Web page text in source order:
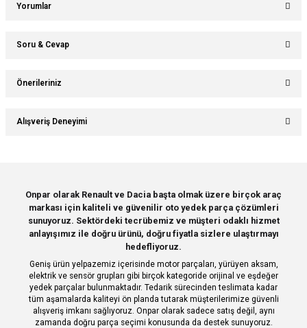
Yorumlar
Soru & Cevap
Önerileriniz
Bu ürünün fiyat bilgisi, resim, ürün açıklamalarında ve diğer konularda
yetersiz gördüğünüz noktaları öneri formunu kullanarak tarafımıza
Ürün resmi kalitesiz, bozuk veya görüntülenemiyor.
Ürün açıklamasında eksik bilgiler bulunuyor.
Ürün bilgilerinde hatalar bulunuyor.
Ürün fiyatı diğer sitelerden daha pahalı.
Bu ürüne benzer farklı alternatifler olmalı.
Alışveriş Deneyimi
Deneyimini Paylaş
Onpar olarak Renault ve Dacia başta olmak üzere birçok araç
markası için kaliteli ve güvenilir oto yedek parça çözümleri
sunuyoruz. Sektördeki tecrübemiz ve müşteri odaklı hizmet
anlayışımız ile doğru ürünü, doğru fiyatla sizlere ulaştırmayı
hedefliyoruz.
Geniş ürün yelpazemiz içerisinde motor parçaları, yürüyen aksam,
elektrik ve sensör grupları gibi birçok kategoride orijinal ve eşdeğer
yedek parçalar bulunmaktadır. Tedarik sürecinden teslimata kadar
tüm aşamalarda kaliteyi ön planda tutarak müşterilerimize güvenli
alışveriş imkanı sağlıyoruz. Onpar olarak sadece satış değil, aynı
zamanda doğru parça seçimi konusunda da destek sunuyoruz.